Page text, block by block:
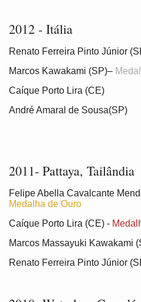
2012 - Itália
Renato Ferreira Pinto Júnior
Marcos Kawakami (SP)–
Caíque Porto Lira (CE)
André Amaral de Sousa(SP)
2011- Pattaya, Tailândia
Felipe Abella Cavalcante
Medalha de Ouro
Caíque Porto Lira (CE) -
Marcos Massayuki Kawakami
Renato Ferreira Pinto Júnior